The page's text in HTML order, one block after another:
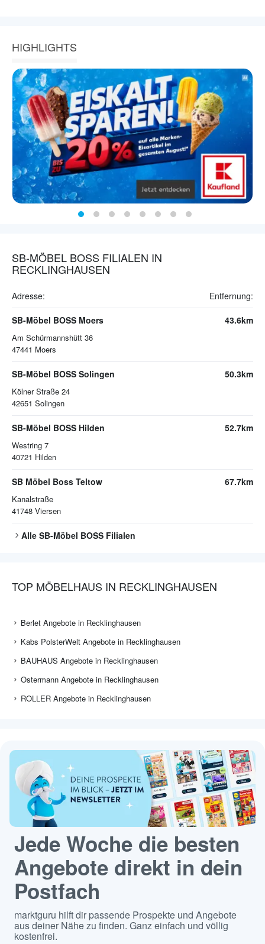
HIGHLIGHTS
SB-MÖBEL BOSS FILIALEN IN
RECKLINGHAUSEN
Adresse: Entfernung:
SB-Möbel BOSS Moers
Am Schürmannshütt 36
47441 Moers
43.6km
SB-Möbel BOSS Solingen
Kölner Straße 24
42651 Solingen
50.3km
SB-Möbel BOSS Hilden
Westring 7
40721 Hilden
52.7km
SB Möbel Boss Teltow
Kanalstraße
41748 Viersen
67.7km
Alle SB-Möbel BOSS Filialen
TOP MÖBELHAUS IN RECKLINGHAUSEN
Berlet Angebote in Recklinghausen
Kabs PolsterWelt Angebote in Recklinghausen
BAUHAUS Angebote in Recklinghausen
Ostermann Angebote in Recklinghausen
ROLLER Angebote in Recklinghausen
Jede Woche die besten
Angebote direkt in dein
Postfach
marktguru hilft dir passende Prospekte und Angebote
aus deiner Nähe zu finden. Ganz einfach und völlig
kostenfrei.